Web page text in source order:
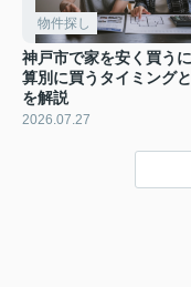
物件探し
神戸市で家を安く買う
算別に買うタイミング
を解説
2026.07.27